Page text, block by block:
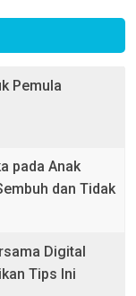
Pemula
pada Anak
dan Tidak
Digital
Tips Ini